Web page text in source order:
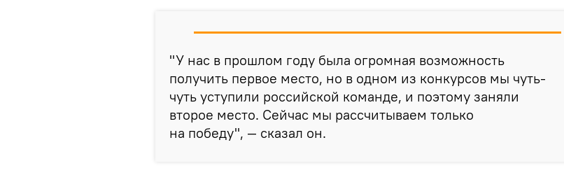
"У нас в прошлом году была огромная возможность
получить первое место, но в одном из конкурсов мы чуть-
чуть уступили российской команде, и поэтому заняли
второе место. Сейчас мы рассчитываем только
на победу", — сказал он.